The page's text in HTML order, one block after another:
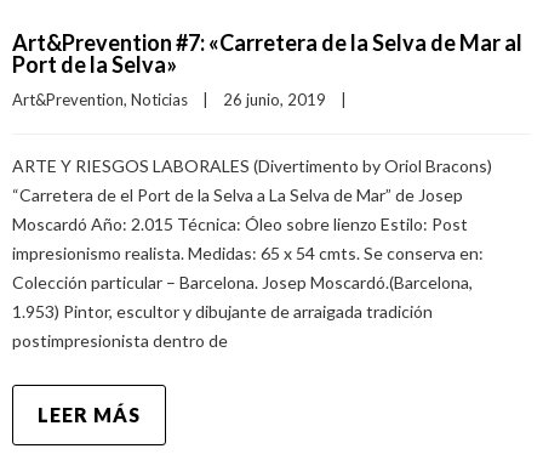
Art&Prevention #7: «Carretera de la Selva de Mar al
Port de la Selva»
Art&Prevention, Noticias 26 junio, 2019
ARTE Y RIESGOS LABORALES (Divertimento by Oriol Bracons)
“Carretera de el Port de la Selva a La Selva de Mar” de Josep
Moscardó Año: 2.015 Técnica: Óleo sobre lienzo Estilo: Post
impresionismo realista. Medidas: 65 x 54 cmts. Se conserva en:
Colección particular – Barcelona. Josep Moscardó.(Barcelona,
1.953) Pintor, escultor y dibujante de arraigada tradición
postimpresionista dentro de
LEER MÁS